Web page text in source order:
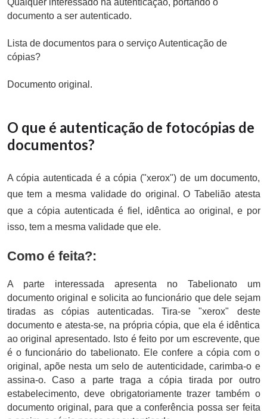
Qualquer interessado na autenticação, portando o
documento a ser autenticado.
Lista de documentos para o serviço Autenticação de
cópias?
Documento original.
O que é autenticação de fotocópias de
documentos?
A cópia autenticada é a cópia ("xerox") de um documento,
que tem a mesma validade do original. O Tabelião atesta
que a cópia autenticada é fiel, idêntica ao original, e por
isso, tem a mesma validade que ele.
Como é feita?:
A parte interessada apresenta no Tabelionato um
documento original e solicita ao funcionário que dele sejam
tiradas as cópias autenticadas. Tira-se "xerox" deste
documento e atesta-se, na própria cópia, que ela é idêntica
ao original apresentado. Isto é feito por um escrevente, que
é o funcionário do tabelionato. Ele confere a cópia com o
original, apõe nesta um selo de autenticidade, carimba-o e
assina-o. Caso a parte traga a cópia tirada por outro
estabelecimento, deve obrigatoriamente trazer também o
documento original, para que a conferência possa ser feita